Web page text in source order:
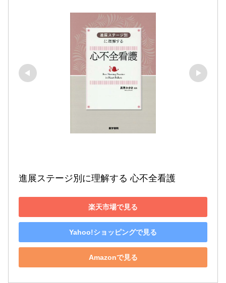
進展ステージ別に理解する 心不全看護
楽天市場で見る
Yahoo!ショッピングで見る
Amazonで見る